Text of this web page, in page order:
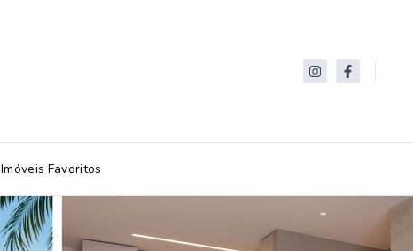
Imóveis Favoritos